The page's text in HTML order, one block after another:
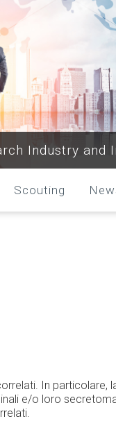
Industry and
Scouting
In particolare,
e/o loro